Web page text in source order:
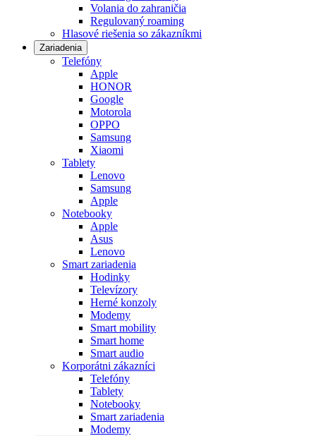
Volania do zahraničia
Regulovaný roaming
Hlasové riešenia so zákazníkmi
Zariadenia
Telefóny
Apple
HONOR
Google
Motorola
OPPO
Samsung
Xiaomi
Tablety
Lenovo
Samsung
Apple
Notebooky
Apple
Asus
Lenovo
Smart zariadenia
Hodinky
Televízory
Herné konzoly
Modemy
Smart mobility
Smart home
Smart audio
Korporátni zákazníci
Telefóny
Tablety
Notebooky
Smart zariadenia
Modemy